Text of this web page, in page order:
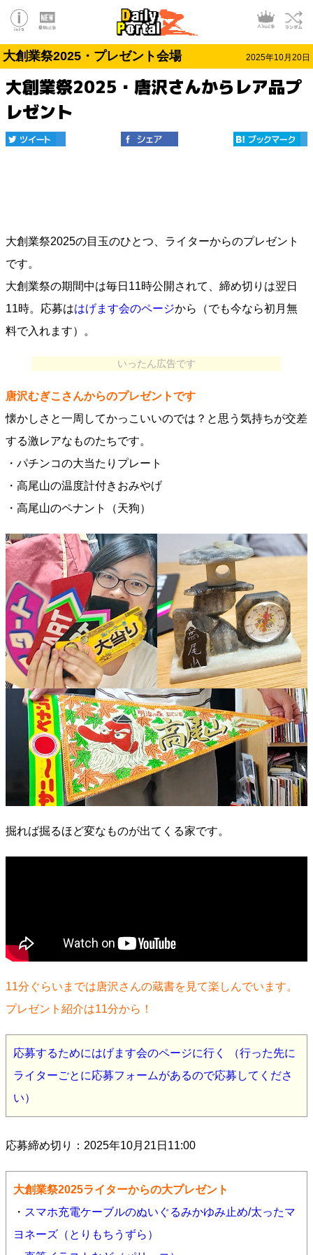
大創業祭2025・プレゼント会場 2025年10月20日
大創業祭2025・唐沢さんからレア品プ
レゼント
大創業祭2025の目玉のひとつ、ライターからのプレゼント
です。
大創業祭の期間中は毎日11時公開されて、締め切りは翌日
11時。応募ははげます会のページから（でも今なら初月無
料で入れます）。
いったん広告です
唐沢むぎこさんからのプレゼントです
懐かしさと一周してかっこいいのでは？と思う気持ちが交差
する激レアなものたちです。
・パチンコの大当たりプレート
・高尾山の温度計付きおみやげ
・高尾山のペナント（天狗）
掘れば掘るほど変なものが出てくる家です。
11分ぐらいまでは唐沢さんの蔵書を見て楽しんでいます。
プレゼント紹介は11分から！
応募するためにはげます会のページに行く （行った先に
ライターごとに応募フォームがあるので応募してくださ
い）
応募締め切り：2025年10月21日11:00
大創業祭2025ライターからの大プレゼント
・ スマホ充電ケーブルのぬいぐるみかゆみ止め/太ったマ
ヨネーズ（とりもちうずら）